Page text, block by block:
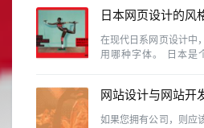
日本网页设计的风
究
在现代日系网页设计中
用哪种字体。 日本是
因此日本的网页设计的
网站设计与网站开
区别有那些？
如果您拥有公司，则应